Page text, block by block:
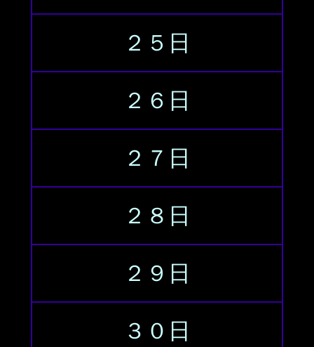
２５日
２６日
２７日
２８日
２９日
３０日